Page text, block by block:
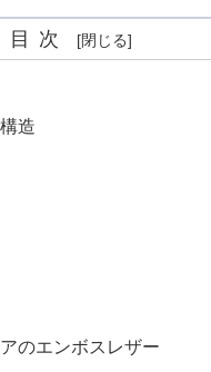
目次
造
のエンボスレザー